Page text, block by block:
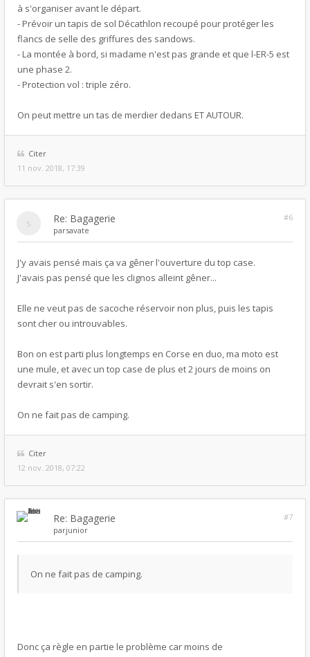
à s'organiser avant le départ.
- Prévoir un tapis de sol Décathlon recoupé pour protéger les
flancs de selle des griffures des sandows.
- La montée à bord, si madame n'est pas grande et que l-ER-5 est
une phase 2.
- Protection vol : triple zéro.
On peut mettre un tas de merdier dedans ET AUTOUR.
Citer
11 nov. 2018, 17:39
Re: Bagagerie
#6
parsavate
J'y avais pensé mais ça va gêner l'ouverture du top case.
J'avais pas pensé que les clignos alleint gêner...
Elle ne veut pas de sacoche réservoir non plus, puis les tapis
sont cher ou introuvables.
Bon on est parti plus longtemps en Corse en duo, ma moto est
une mule, et avec un top case de plus et 2 jours de moins on
devrait s'en sortir.
On ne fait pas de camping.
Citer
12 nov. 2018, 07:22
Re: Bagagerie
#7
parjunior
On ne fait pas de camping.
Donc ça règle en partie le problème car moins de